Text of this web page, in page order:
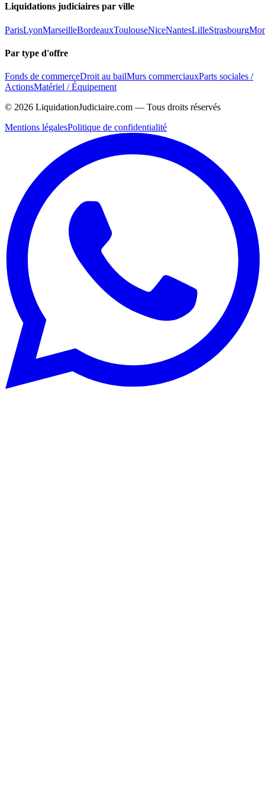
Liquidations judiciaires par ville
ParisLyonMarseilleBordeauxToulouseNiceNantesLilleStrasbourg
Par type d'offre
Fonds de commerceDroit au bailMurs commerciauxParts sociales /
ActionsMatériel / Équipement
© 2026 LiquidationJudiciaire.com — Tous droits réservés
Mentions légalesPolitique de confidentialité